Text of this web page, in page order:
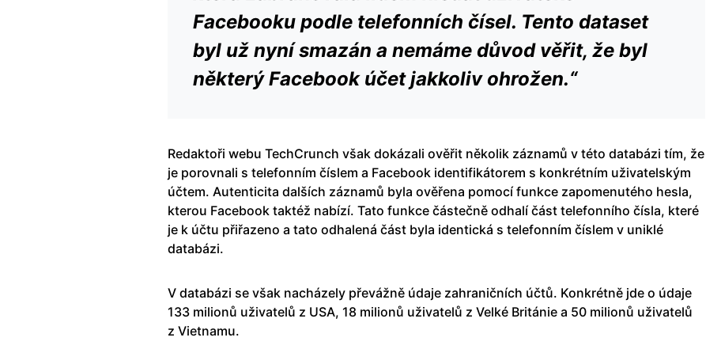
Facebooku podle telefonních čísel. Tento dataset
byl už nyní smazán a nemáme důvod věřit, že byl
některý Facebook účet jakkoliv ohrožen.“
Redaktoři webu TechCrunch však dokázali ověřit několik záznamů v této databázi tím, že
je porovnali s telefonním číslem a Facebook identifikátorem s konkrétním uživatelským
účtem. Autenticita dalších záznamů byla ověřena pomocí funkce zapomenutého hesla,
kterou Facebook taktéž nabízí. Tato funkce částečně odhalí část telefonního čísla, které
je k účtu přiřazeno a tato odhalená část byla identická s telefonním číslem v uniklé
databázi.
V databázi se však nacházely převážně údaje zahraničních účtů. Konkrétně jde o údaje
133 milionů uživatelů z USA, 18 milionů uživatelů z Velké Británie a 50 milionů uživatelů
z Vietnamu.